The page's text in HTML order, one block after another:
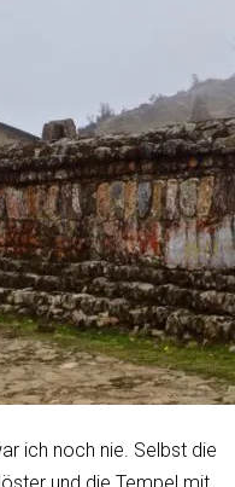
ich noch nie. Selbst die